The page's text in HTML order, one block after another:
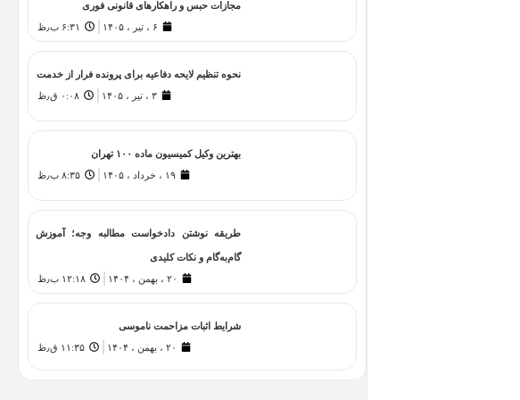
مجازات حبس و راهکارهای قانونی فوری
۶ ، تیر ، ۱۴۰۵
۶:۳۱ ب٫ظ
نحوه تنظیم لایحه دفاعیه برای پرونده فرار از خدمت
۳ ، تیر ، ۱۴۰۵
۰:۰۸ ق٫ظ
بهترین وکیل کمیسیون ماده ۱۰۰ تهران
۱۹ ، خرداد ، ۱۴۰۵
۸:۳۵ ب٫ظ
طریقه نوشتن دادخواست مطالبه وجه؛ آموزش
گام‌به‌گام و نکات کلیدی
۲۰ ، بهمن ، ۱۴۰۴
۱۲:۱۸ ب٫ظ
شرایط اثبات مزاحمت ناموسی
۲۰ ، بهمن ، ۱۴۰۴
۱۱:۳۵ ق٫ظ